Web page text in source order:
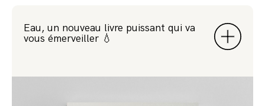
Eau, un nouveau livre puissant qui va
vous émerveiller 💧